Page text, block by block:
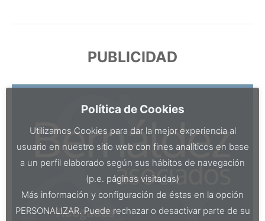
PUBLICIDAD
Política de Cookies
Utilizamos Cookies para dar la mejor experiencia al
usuario en nuestro sitio web con fines analíticos en base
a un perfil elaborado según sus hábitos de navegación
(p.e. páginas visitadas)
Más información y configuración de éstas en la opción
PERSONALIZAR. Puede rechazar o desactivar parte de su